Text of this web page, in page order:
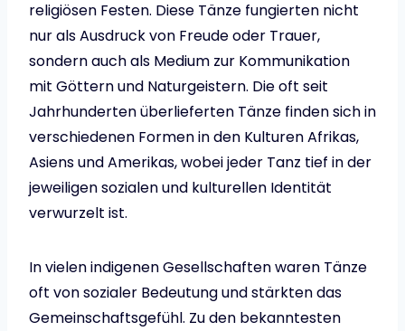
religiösen Festen. Diese Tänze fungierten nicht
nur als Ausdruck von Freude oder Trauer,
sondern auch als Medium zur Kommunikation
mit Göttern und Naturgeistern. Die oft seit
Jahrhunderten überlieferten Tänze finden sich in
verschiedenen Formen in den Kulturen Afrikas,
Asiens und Amerikas, wobei jeder Tanz tief in der
jeweiligen sozialen und kulturellen Identität
verwurzelt ist.
In vielen indigenen Gesellschaften waren Tänze
oft von sozialer Bedeutung und stärkten das
Gemeinschaftsgefühl. Zu den bekanntesten